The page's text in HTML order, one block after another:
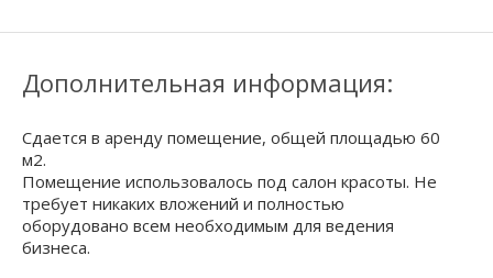
Дополнительная информация:
Сдается в аренду помещение, общей площадью 60
м2.
Помещение использовалось под салон красоты. Не
требует никаких вложений и полностью
оборудовано всем необходимым для ведения
бизнеса.